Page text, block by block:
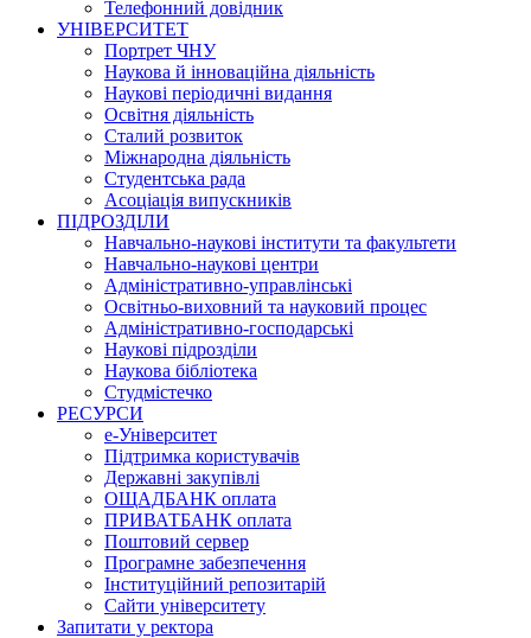
Телефонний довідник
УНІВЕРСИТЕТ
Портрет ЧНУ
Наукова й інноваційна діяльність
Наукові періодичні видання
Освітня діяльність
Сталий розвиток
Міжнародна діяльність
Студентська рада
Асоціація випускників
ПІДРОЗДІЛИ
Навчально-наукові інститути та факультети
Навчально-наукові центри
Адміністративно-управлінські
Освітньо-виховний та науковий процес
Адміністративно-господарські
Наукові підрозділи
Наукова бібліотека
Студмістечко
РЕСУРСИ
е-Університет
Підтримка користувачів
Державні закупівлі
ОЩАДБАНК оплата
ПРИВАТБАНК оплата
Поштовий сервер
Програмне забезпечення
Інституційний репозитарій
Сайти університету
Запитати у ректора